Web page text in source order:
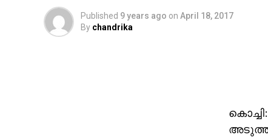
Published 9 years ago on April 18, 2017
By chandrika